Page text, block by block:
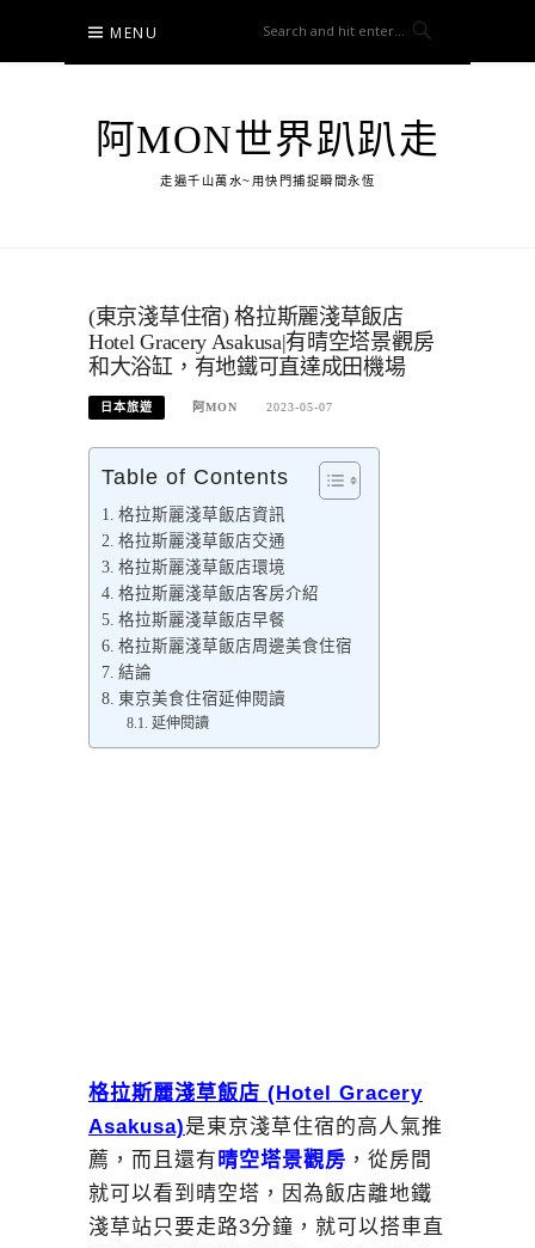
content
MENU
阿MON世界趴趴走
走遍千山萬水~用快門捕捉瞬間永恆
(東京淺草住宿) 格拉斯麗淺草飯店
Hotel Gracery Asakusa|有晴空塔景觀房
和大浴缸，有地鐵可直達成田機場
日本旅遊 阿MON 2023-05-07
Table of Contents
格拉斯麗淺草飯店資訊
格拉斯麗淺草飯店交通
格拉斯麗淺草飯店環境
格拉斯麗淺草飯店客房介紹
格拉斯麗淺草飯店早餐
格拉斯麗淺草飯店周邊美食住宿
結論
東京美食住宿延伸閱讀
延伸閱讀
格拉斯麗淺草飯店 (Hotel Gracery
Asakusa)是東京淺草住宿的高人氣推
薦，而且還有晴空塔景觀房 ，從房間
就可以看到晴空塔，因為飯店離地鐵
淺草站只要走路3分鐘，就可以搭車直